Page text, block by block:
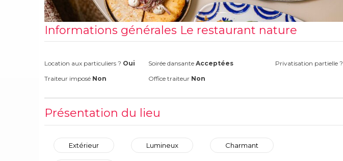
Informations générales Le restaurant nature
Location aux particuliers ? Oui Soirée dansanteAcceptées Privatisation partielle ?
Traiteur imposé Non Office traiteur Non
Présentation du lieu
Extérieur Lumineux Charmant